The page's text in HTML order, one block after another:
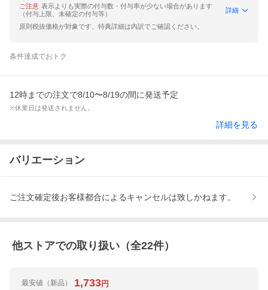
ご注意 表示よりも実際の付与数・付与率が少ない場合があります
（付与上限、未確定の付与等）
詳細
原則税抜価格が対象です。特典詳細は内訳でご確認ください。
条件達成でおトク
12時までの注文で8/10〜8/19の間に発送予定
※休業日は発送されません。
詳細を見る
バリエーション
ご注文確定後お客様都合によるキャンセルは致しかねます。
他ストアでの取り扱い（全22件）
最安値 （新品） 1,733円